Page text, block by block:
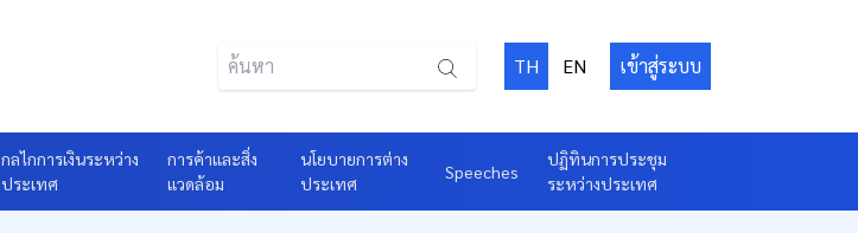
TH EN เข้าสู่ระบบ
กลไกการเงินระหว่าง
ประเทศ
การค้าและสิ่ง
แวดล้อม
นโยบายการต่าง
ประเทศ
Speeches
ปฏิทินการประชุม
ระหว่างประเทศ